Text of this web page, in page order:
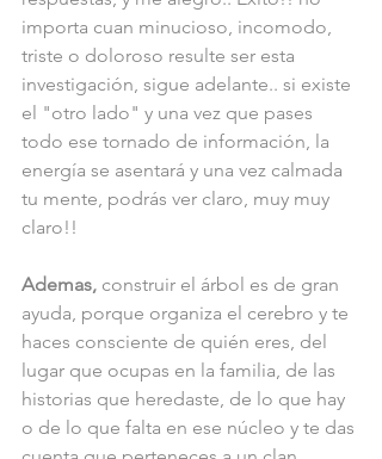
importa cuan minucioso, incomodo,
triste o doloroso resulte ser esta
investigación, sigue adelante.. si existe
el "otro lado" y una vez que pases
todo ese tornado de información, la
energía se asentará y una vez calmada
tu mente, podrás ver claro, muy muy
claro!!
Ademas, construir el árbol es de gran
ayuda, porque organiza el cerebro y te
haces consciente de quién eres, del
lugar que ocupas en la familia, de las
historias que heredaste, de lo que hay
o de lo que falta en ese núcleo y te das